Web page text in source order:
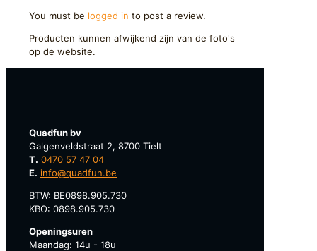
You must be logged in to post a review.
Producten kunnen afwijkend zijn van de foto's
op de website.
Quadfun bv
Galgenveldstraat 2, 8700 Tielt
T. 0470 57 47 04
E. info@quadfun.be
BTW: BE0898.905.730
KBO: 0898.905.730
Openingsuren
Maandag: 14u - 18u